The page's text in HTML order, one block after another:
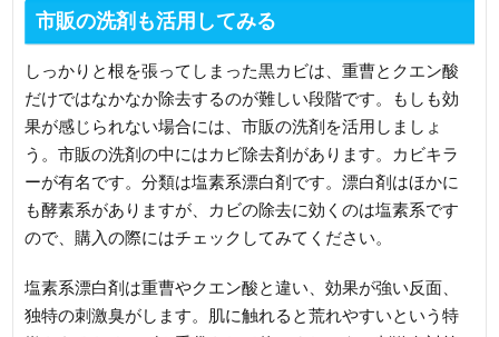
市販の洗剤も活用してみる
しっかりと根を張ってしまった黒カビは、重曹とクエン酸
だけではなかなか除去するのが難しい段階です。もしも効
果が感じられない場合には、市販の洗剤を活用しましょ
う。市販の洗剤の中にはカビ除去剤があります。カビキラ
ーが有名です。分類は塩素系漂白剤です。漂白剤はほかに
も酵素系がありますが、カビの除去に効くのは塩素系です
ので、購入の際にはチェックしてみてください。
塩素系漂白剤は重曹やクエン酸と違い、効果が強い反面、
独特の刺激臭がします。肌に触れると荒れやすいという特